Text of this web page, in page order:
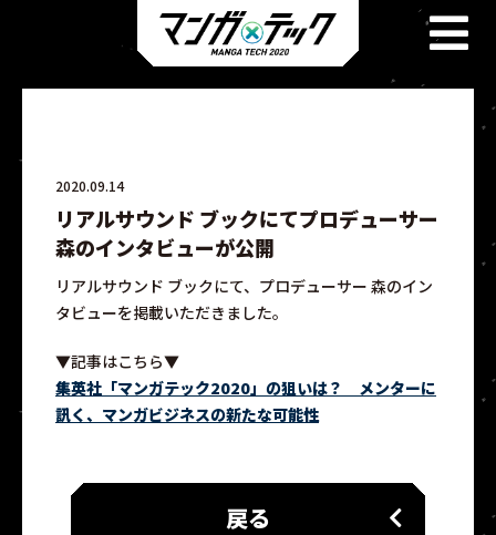
2020.09.14
リアルサウンド ブックにてプロデューサー
森のインタビューが公開
リアルサウンド ブックにて、プロデューサー 森のイン
タビューを掲載いただきました。
▼記事はこちら▼
集英社「マンガテック2020」の狙いは？ メンターに
訊く、マンガビジネスの新たな可能性
戻る